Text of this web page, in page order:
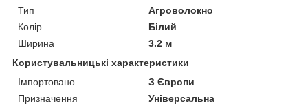
Тип
Агроволокно
Колір
Білий
Ширина
3.2 м
Користувальницькі характеристики
Імпортовано
З Європи
Призначення
Універсальна